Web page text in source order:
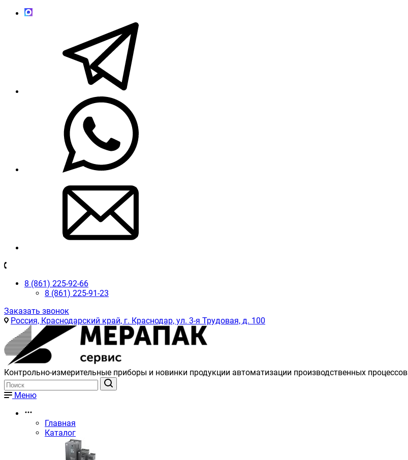
8 (861) 225-92-66
8 (861) 225-91-23
Заказать звонок
Россия, Краснодарский край, г. Краснодар, ул. 3-я Трудовая, д. 100
Контрольно-измерительные приборы и новинки продукции автоматизации производственных процессов
Меню
Главная
Каталог